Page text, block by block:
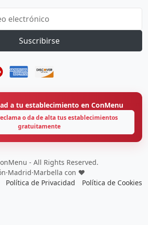
Suscribirse
a tu establecimiento en ConMenu
o da de alta tus establecimientos
gratuitamente
- All Rights Reserved.
con ❤️
Política de Privacidad Política de Cookies